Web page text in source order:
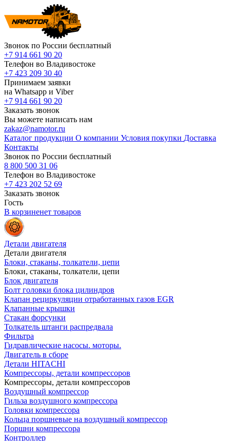
Звонок по России бесплатный
+7 914 661 90 20
Телефон во Владивостоке
+7 423 209 30 40
Принимаем заявки
на Whatsapp и Viber
+7 914 661 90 20
Заказать звонок
Вы можете написать нам
zakaz@namotor.ru
Каталог продукции О компании Условия покупки Доставка
Контакты
Звонок по России бесплатный
8 800 500 31 06
Телефон во Владивостоке
+7 423 202 52 69
Заказать звонок
Гость
В корзиненет товаров
Детали двигателя
Детали двигателя
Блоки, стаканы, толкатели, цепи
Блоки, стаканы, толкатели, цепи
Блок двигателя
Болт головки блока цилиндров
Клапан рециркуляции отработанных газов EGR
Клапанные крышки
Стакан форсунки
Толкатель штанги распредвала
Фильтра
Гидравлические насосы. моторы.
Двигатель в сборе
Детали HITACHI
Компрессоры, детали компрессоров
Компрессоры, детали компрессоров
Воздушный компрессор
Гильза воздушного компрессора
Головки компрессора
Кольца поршневые на воздушный компрессор
Поршни компрессора
Контроллер